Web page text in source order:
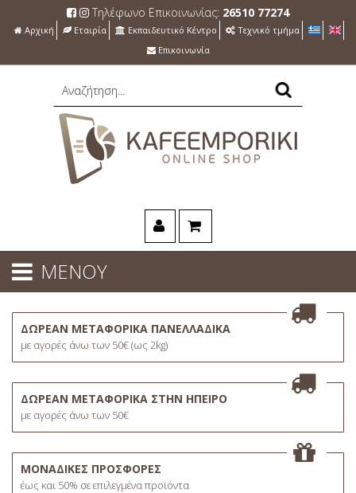
Τηλέφωνο Επικοινωνίας: 26510 77274
Αρχική Εταιρία Εκπαιδευτικό Κέντρο
Τεχνικό τμήμα
Επικοινωνία
ΜΕΝΟΥ
ΔΩΡΕΑΝ ΜΕΤΑΦΟΡΙΚΑ ΠΑΝΕΛΛΑΔΙΚΑ
με αγορές άνω των 50€ (ως 2kg)
ΔΩΡΕΑΝ ΜΕΤΑΦΟΡΙΚΑ ΣΤΗΝ ΗΠΕΙΡΟ
με αγορές άνω των 50€
ΜΟΝΑΔΙΚΕΣ ΠΡΟΣΦΟΡΕΣ
έως και 50% σε επιλεγμένα προϊόντα